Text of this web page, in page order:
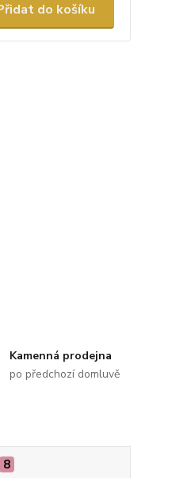
do košíku
Kamenná prodejna
po předchozí domluvě
8